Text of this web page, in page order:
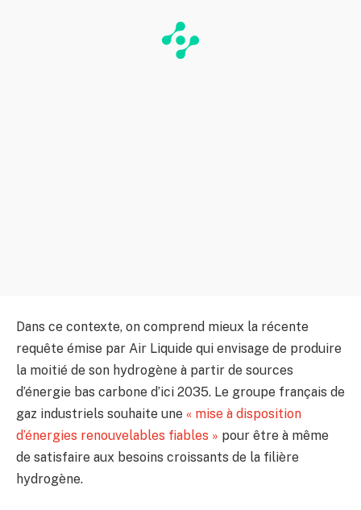
Dans ce contexte, on comprend mieux la récente
requête émise par Air Liquide qui envisage de produire
la moitié de son hydrogène à partir de sources
d’énergie bas carbone d’ici 2035. Le groupe français de
gaz industriels souhaite une « mise à disposition
d’énergies renouvelables fiables » pour être à même
de satisfaire aux besoins croissants de la filière
hydrogène.